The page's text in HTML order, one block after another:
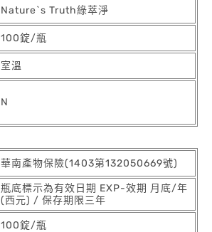
Nature`s Truth綠萃淨
100錠/瓶
室溫
N
華南產物保險(1403第132050669號)
瓶底標示為有效日期 EXP-效期 月底/年
(西元) / 保存期限三年
100錠/瓶